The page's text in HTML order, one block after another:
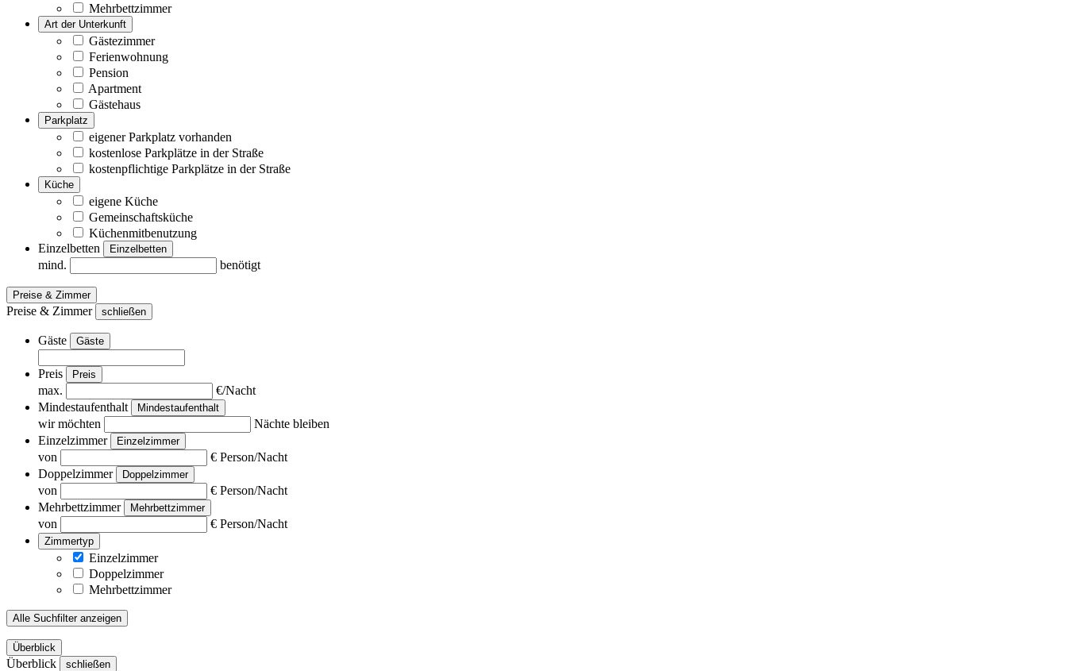
Mehrbettzimmer
Art der Unterkunft
Gästezimmer
Ferienwohnung
Pension
Apartment
Gästehaus
Parkplatz
eigener Parkplatz vorhanden
kostenlose Parkplätze in der Straße
kostenpflichtige Parkplätze in der Straße
Küche
eigene Küche
Gemeinschaftsküche
Küchenmitbenutzung
Einzelbetten
Einzelbetten
mind. benötigt
Preise & Zimmer
Preise & Zimmer schließen
Gäste Gäste
Preis Preis
max.
€/Nacht
Mindestaufenthalt
Mindestaufenthalt
wir möchten
Nächte bleiben
Einzelzimmer
Einzelzimmer
von
€ Person/Nacht
Doppelzimmer
Doppelzimmer
von
€ Person/Nacht
Mehrbettzimmer
Mehrbettzimmer
von € Person/Nacht
Zimmertyp
Einzelzimmer
Doppelzimmer
Mehrbettzimmer
Alle Suchfilter anzeigen
Überblick
Überblick schließen